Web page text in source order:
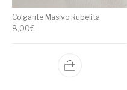
Colgante Masivo Rubelita
8,00€